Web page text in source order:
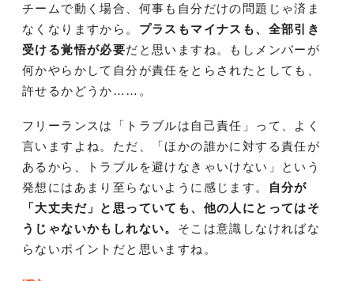
チームで動く場合、何事も自分だけの問題じゃ済ま
なくなりますから。 プラスもマイナスも、全部引き
受ける覚悟が必要だと思いますね。もしメンバーが
何かやらかして自分が責任をとらされたとしても、
許せるかどうか……。
フリーランスは「トラブルは自己責任」って、よく
言いますよね。ただ、「ほかの誰かに対する責任が
あるから、トラブルを避けなきゃいけない」という
発想にはあまり至らないように感じます。
自分が
「大丈夫だ」と思っていても、他の人にとってはそ
うじゃないかもしれない。 そこは意識しなければな
らないポイントだと思いますね。